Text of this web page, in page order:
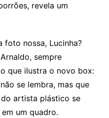
revela um
foto nossa, Lucinha?
sempre
que ilustra o novo box:
se lembra, mas que
do artista plástico se
um quadro.